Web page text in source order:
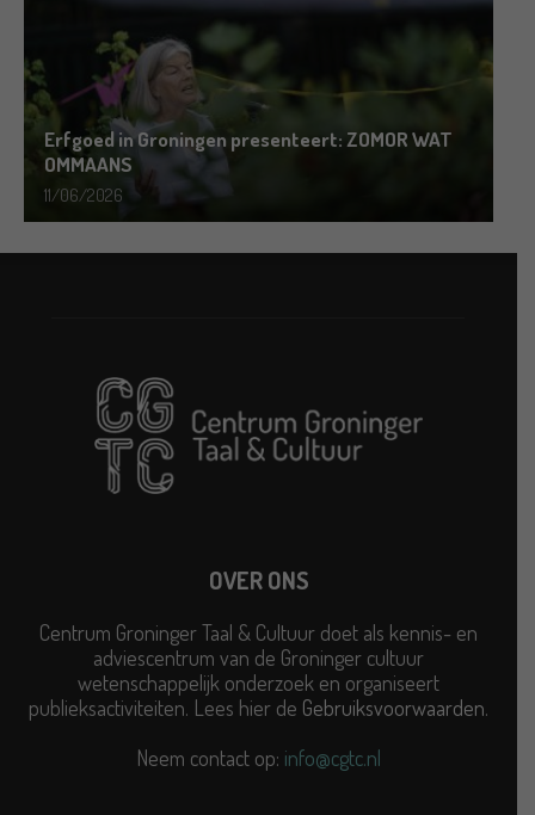
Erfgoed in Groningen presenteert: ZOMOR WAT
OMMAANS
11/06/2026
OVER ONS
Centrum Groninger Taal & Cultuur doet als kennis- en
adviescentrum van de Groninger cultuur
wetenschappelijk onderzoek en organiseert
publieksactiviteiten. Lees hier de Gebruiksvoorwaarden.
Neem contact op: info@cgtc.nl